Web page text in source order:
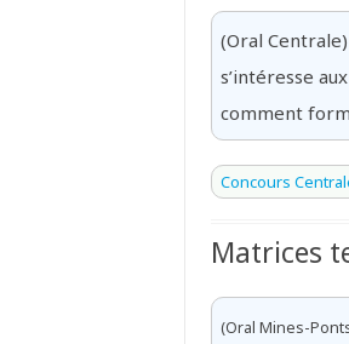
(Oral
s’intéresse
comment
Concours
Matrices
(Oral Mines-